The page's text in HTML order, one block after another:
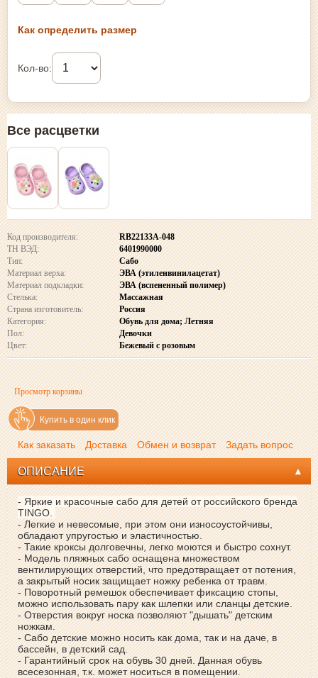
Как определить размер
Кол-во:
Все расцветки
Код производителя:
RB22133A-048
ТН ВЭД:
6401990000
Тип:
Сабо
Материал верха:
ЭВА (этиленвинилацетат)
Материал подкладки:
ЭВА (вспененный полимер)
Стелька:
Массажная
Страна изготовитель:
Россия
Категория:
Обувь для дома; Летняя
Пол:
Девочки
Цвет:
Бежевый с розовым
Просмотр корзины
Купить в один клик
Как заказать Доставка Обмен и возврат Задать вопрос
ОПИСАНИЕ
- Яркие и красочные сабо для детей от российского бренда
TINGO.
- Легкие и невесомые, при этом они износоустойчивы,
обладают упругостью и эластичностью.
- Такие кроксы долговечны, легко моются и быстро сохнут.
- Модель пляжных сабо оснащена множеством
вентилирующих отверстий, что предотвращает от потения,
а закрытый носик защищает ножку ребенка от травм.
- Поворотный ремешок обеспечивает фиксацию стопы,
можно использовать пару как шлепки или сланцы детские.
- Отверстия вокруг носка позволяют "дышать" детским
ножкам.
- Сабо детские можно носить как дома, так и на даче, в
бассейн, в детский сад.
- Гарантийный срок на обувь 30 дней. Данная обувь
всесезонная, т.к. может носиться в помещении.